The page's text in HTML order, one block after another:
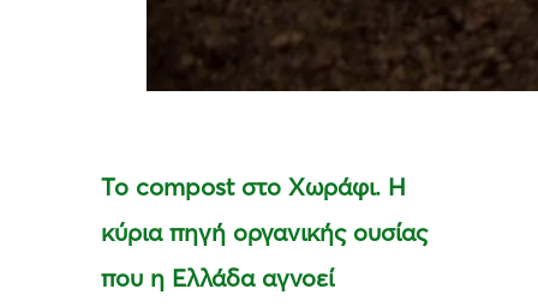
Το compost στο Χωράφι. Η
κύρια πηγή οργανικής ουσίας
που η Ελλάδα αγνοεί